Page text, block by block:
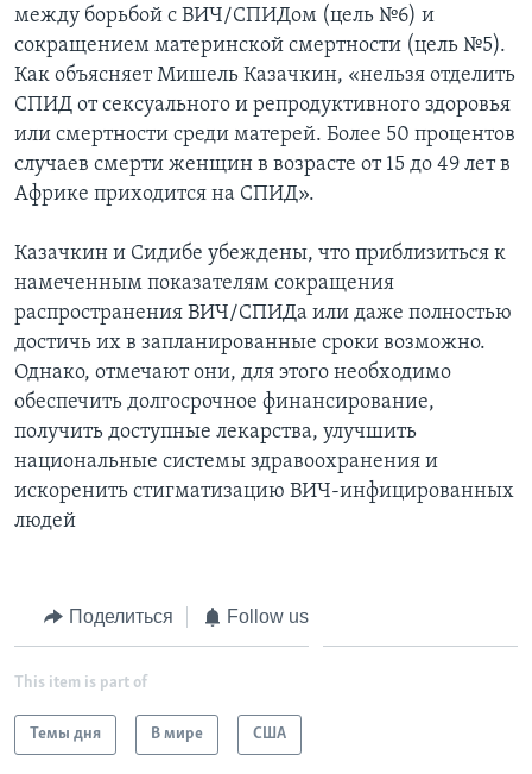
между борьбой с ВИЧ/СПИДом (цель №6) и
сокращением материнской смертности (цель №5).
Как объясняет Мишель Казачкин, «нельзя отделить
СПИД от сексуального и репродуктивного здоровья
или смертности среди матерей. Более 50 процентов
случаев смерти женщин в возрасте от 15 до 49 лет в
Африке приходится на СПИД».
Казачкин и Сидибе убеждены, что приблизиться к
намеченным показателям сокращения
распространения ВИЧ/СПИДа или даже полностью
достичь их в запланированные сроки возможно.
Однако, отмечают они, для этого необходимо
обеспечить долгосрочное финансирование,
получить доступные лекарства, улучшить
национальные системы здравоохранения и
искоренить стигматизацию ВИЧ-инфицированных
людей
Поделиться Follow us
This item is part of
Темы дня В мире США